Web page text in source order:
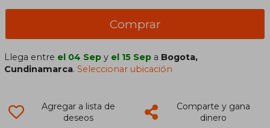
Comprar
Llega entre el 04 Sep y el 15 Sep a Bogota,
Cundinamarca.Seleccionar ubicación
Agregar a lista de
deseos
Comparte y gana
dinero